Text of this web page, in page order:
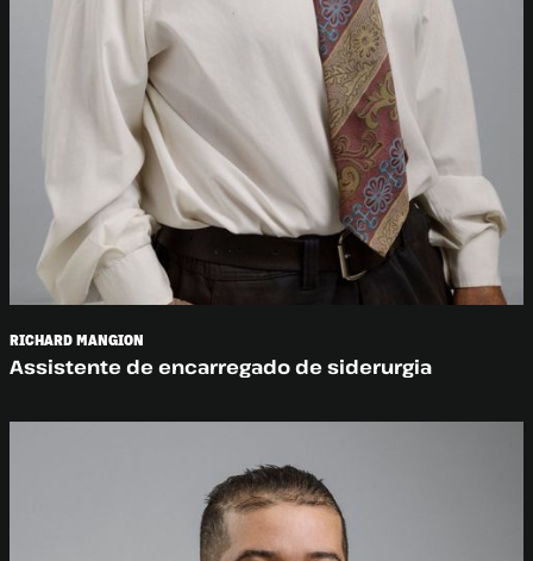
RICHARD MANGION
Assistente de encarregado de siderurgia